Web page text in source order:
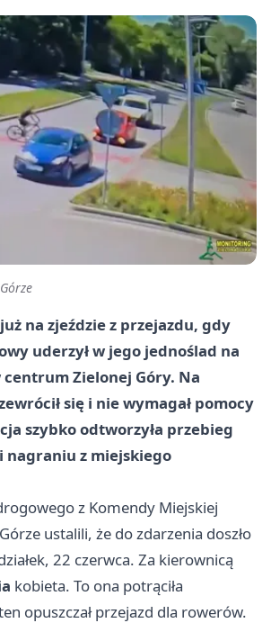
na zjeździe z przejazdu, gdy
uderzył w jego jednoślad na
Zielonej Góry. Na
się i nie wymagał pomocy
szybko odtworzyła przebieg
nagraniu z miejskiego
z Komendy Miejskiej
ustalili, że do zdarzenia doszło
22 czerwca. Za kierownicą
kobieta. To ona potrąciła
opuszczał przejazd dla rowerów.